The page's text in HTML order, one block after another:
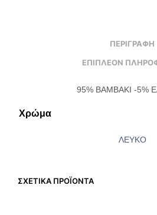
ΠΕΡΙΓΡΑΦΉ
ΕΠΙΠΛΈΟΝ
95% ΒΑΜΒΑΚΙ -5%
Χρώμα
ΛΕΥΚΟ
ΣΧΕΤΙΚΆ ΠΡΟΪΌΝΤΑ